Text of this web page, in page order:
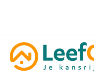
de
inhoud